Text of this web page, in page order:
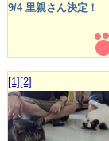
9/4 里親さん決定！
[1] [2]